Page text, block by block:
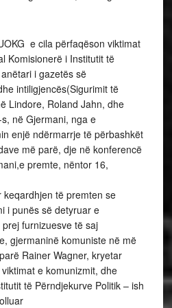
e cila përfaqëson viktimat
Komisionerë i Institutit të
i gazetës së
intiligjencës(Sigurimit të
Lindore, Roland Jahn, dhe
në Gjermani, nga e
enjë ndërmarrje të përbashkët
më parë, dje në konferencë
premte, nëntor 16,
keqardhjen të premten se
i punës së detyruar e
furnizuesve të saj
gjermaninë komuniste në më
Rainer Wagner, kryetar
e komunizmit, dhe
të Përndjekurve Politik – ish